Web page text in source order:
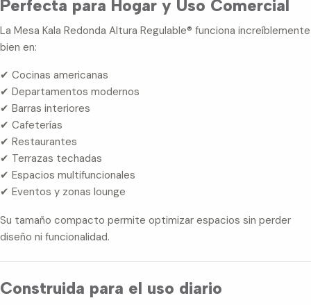
Perfecta para Hogar y Uso Comercial
La Mesa Kala Redonda Altura Regulable® funciona increíblemente
bien en:
✔ Cocinas americanas
✔ Departamentos modernos
✔ Barras interiores
✔ Cafeterías
✔ Restaurantes
✔ Terrazas techadas
✔ Espacios multifuncionales
✔ Eventos y zonas lounge
Su tamaño compacto permite optimizar espacios sin perder
diseño ni funcionalidad.
Construida para el uso diario